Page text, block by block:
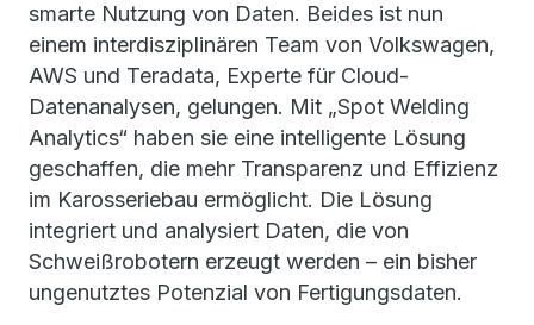
smarte Nutzung von Daten. Beides ist nun
einem interdisziplinären Team von Volkswagen,
AWS und Teradata, Experte für Cloud-
Datenanalysen, gelungen. Mit „Spot Welding
Analytics“ haben sie eine intelligente Lösung
geschaffen, die mehr Transparenz und Effizienz
im Karosseriebau ermöglicht. Die Lösung
integriert und analysiert Daten, die von
Schweißrobotern erzeugt werden – ein bisher
ungenutztes Potenzial von Fertigungsdaten.